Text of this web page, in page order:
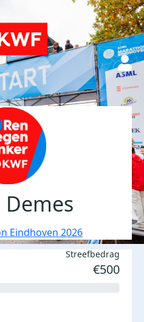
Demes
Eindhoven 2026
Streefbedrag
€500